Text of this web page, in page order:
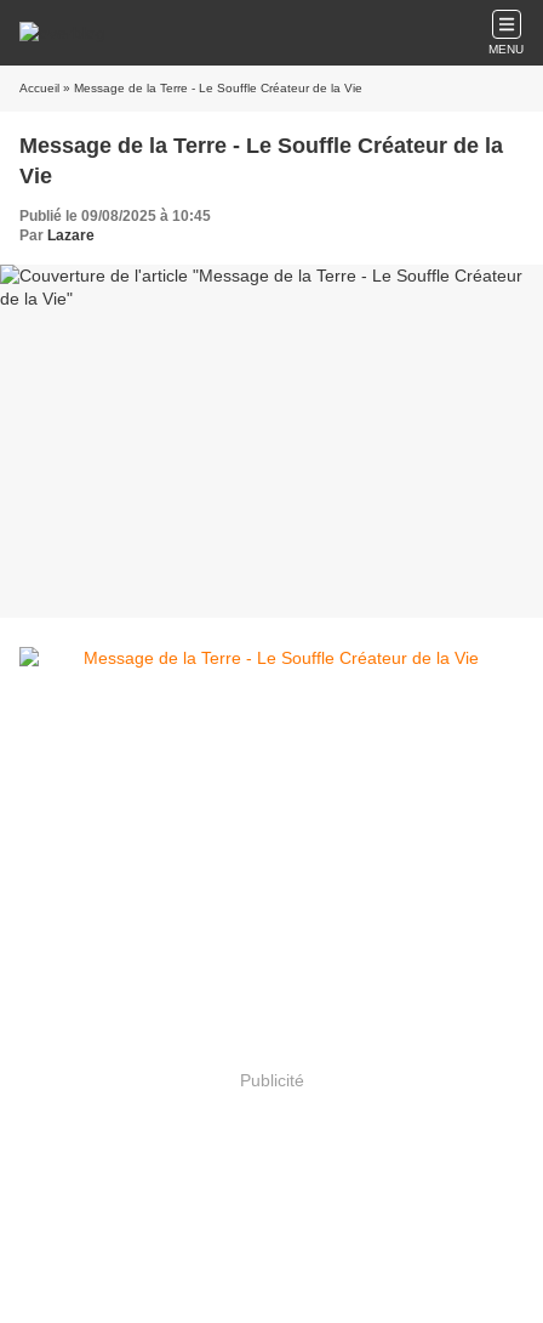
MENU
Accueil » Message de la Terre - Le Souffle Créateur de la Vie
Message de la Terre - Le Souffle Créateur de la
Vie
Publié le 09/08/2025 à 10:45
Par Lazare
Publicité